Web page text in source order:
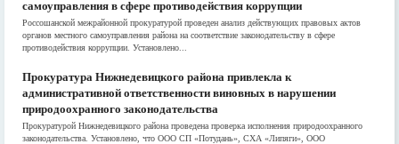
самоуправления в сфере противодействия коррупции
Россошанской межрайонной прокуратурой проведен анализ действующих правовых актов
органов местного самоуправления района на соответствие законодательству в сфере
противодействия коррупции. Установлено...
Прокуратура Нижнедевицкого района привлекла к
административной ответственности виновных в нарушении
природоохранного законодательства
Прокуратурой Нижнедевицкого района проведена проверка исполнения природоохранного
законодательства. Установлено, что ООО СП «Потудань», СХА «Липяги», ООО